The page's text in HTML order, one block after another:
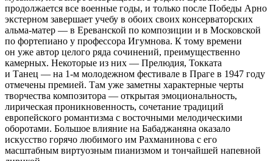
продолжается все военные годы, и только после Победы Арно
экстерном завершает учебу в обоих своих консерваторских
альма-матер — в Ереванской по композиции и в Московской
по фортепиано у профессора Игумнова. К тому времени
он уже автор целого ряда сочинений, преимущественно
камерных. Некоторые из них — Прелюдия, Токката
и Танец — на 1-м молодежном фестивале в Праге в 1947 году
отмечены премией. Там уже заметны характерные черты
творчества композитора — открытая эмоциональность,
лирическая проникновенность, сочетание традиций
европейского романтизма с восточными мелодическими
оборотами. Большое влияние на Бабаджаняна оказало
искусство горячо любимого им Рахманинова с его
масштабным виртуозным пианизмом и тончайшей напевной